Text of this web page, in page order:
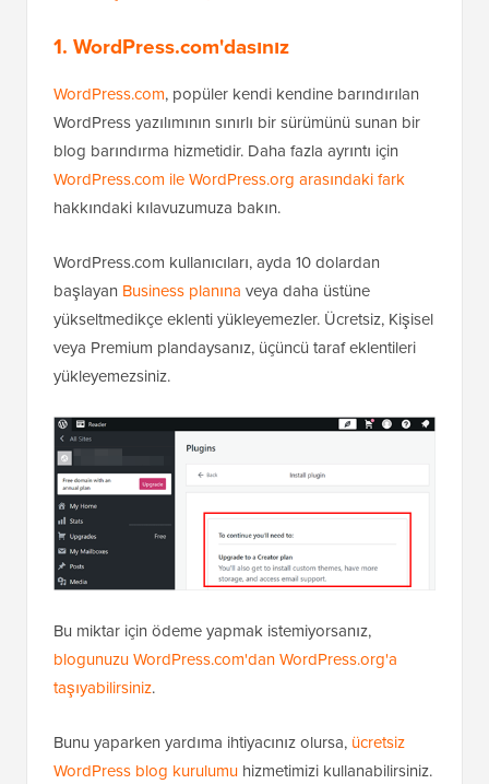
1. WordPress.com'dasınız
WordPress.com, popüler kendi kendine barındırılan
WordPress yazılımının sınırlı bir sürümünü sunan bir
blog barındırma hizmetidir. Daha fazla ayrıntı için
WordPress.com ile WordPress.org arasındaki fark
hakkındaki kılavuzumuza bakın.
WordPress.com kullanıcıları, ayda 10 dolardan
başlayan Business planına veya daha üstüne
yükseltmedikçe eklenti yükleyemezler. Ücretsiz, Kişisel
veya Premium plandaysanız, üçüncü taraf eklentileri
yükleyemezsiniz.
Bu miktar için ödeme yapmak istemiyorsanız,
blogunuzu WordPress.com'dan WordPress.org'a
taşıyabilirsiniz.
Bunu yaparken yardıma ihtiyacınız olursa, ücretsiz
WordPress blog kurulumu hizmetimizi kullanabilirsiniz.